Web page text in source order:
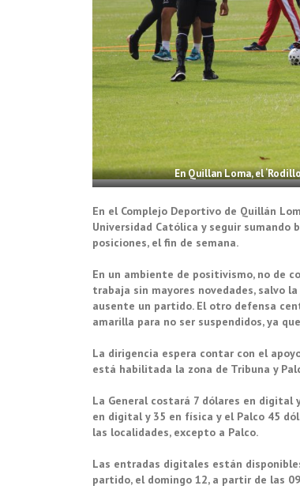
En Quillan Loma, el
En el Complejo Deportivo de Quillán
Universidad Católica y seguir
posiciones, el fin de semana.
En un ambiente de positivismo, no de
trabaja sin mayores novedades, salvo
ausente un partido. El otro defensa
amarilla para no ser suspendidos, ya
La dirigencia espera contar con el
está habilitada la zona de Tribuna y
La General costará 7 dólares en digital
en digital y 35 en física y el Palco 45
las localidades, excepto a Palco.
Las entradas digitales están
partido, el domingo 12, a partir de las